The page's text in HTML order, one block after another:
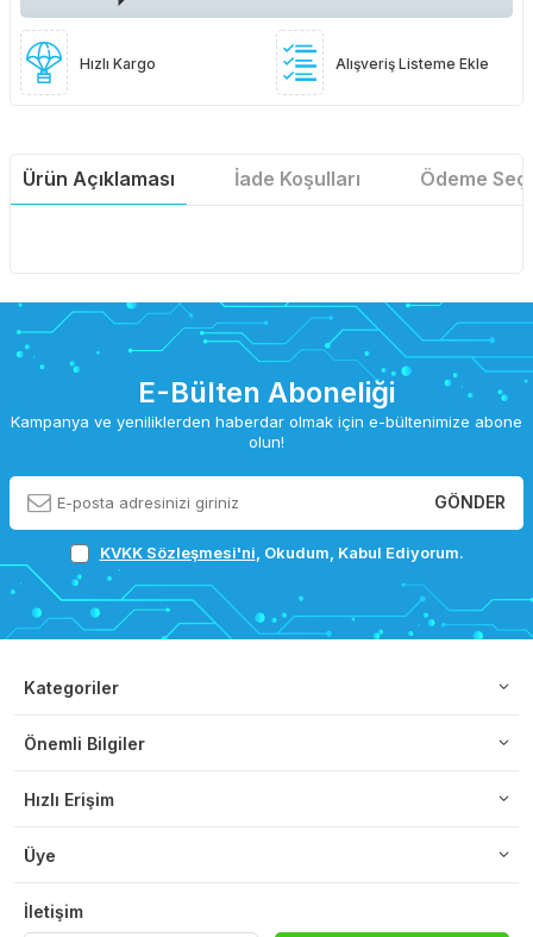
Hızlı Kargo Alışveriş Listeme Ekle
Ürün Açıklaması İade Koşulları Ödeme
E-Bülten Aboneliği
Kampanya ve yeniliklerden haberdar olmak için e-bültenimize abone
olun!
GÖNDER
KVKK Sözleşmesi'ni , Okudum, Kabul Ediyorum.
Kategoriler
Önemli Bilgiler
Hızlı Erişim
Üye
İletişim